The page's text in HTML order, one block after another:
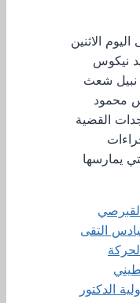
التقى اليوم الاثنين
نيكوس
نبيل شعث
محمود
القضية
يمارسها
التقى
الدكتور